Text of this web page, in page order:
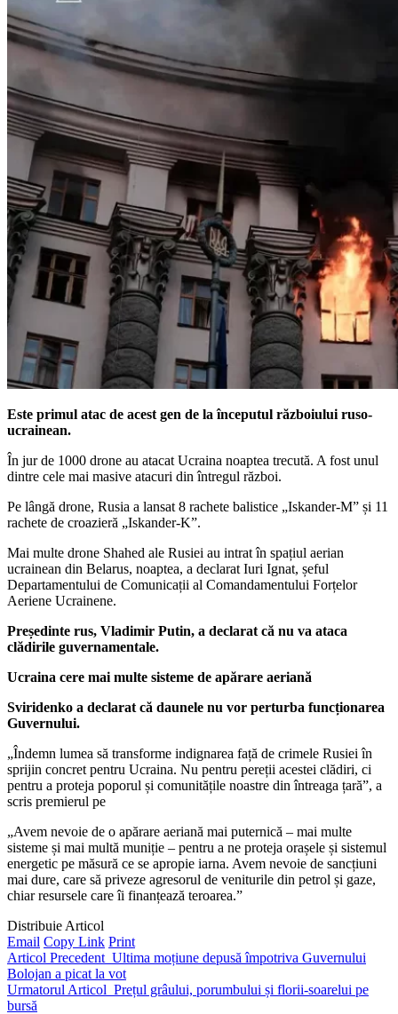
Este primul atac de acest gen de la începutul războiului ruso-
ucrainean.
În jur de 1000 drone au atacat Ucraina noaptea trecută. A fost unul
dintre cele mai masive atacuri din întregul război.
Pe lângă drone, Rusia a lansat 8 rachete balistice „Iskander-M” și 11
rachete de croazieră „Iskander-K”.
Mai multe drone Shahed ale Rusiei au intrat în spațiul aerian
ucrainean din Belarus, noaptea, a declarat Iuri Ignat, șeful
Departamentului de Comunicații al Comandamentului Forțelor
Aeriene Ucrainene.
Președinte rus, Vladimir Putin, a declarat că nu va ataca
clădirile guvernamentale.
Ucraina cere mai multe sisteme de apărare aeriană
Sviridenko a declarat că daunele nu vor perturba funcționarea
Guvernului.
„Îndemn lumea să transforme indignarea față de crimele Rusiei în
sprijin concret pentru Ucraina. Nu pentru pereții acestei clădiri, ci
pentru a proteja poporul și comunitățile noastre din întreaga țară”, a
scris premierul pe
„Avem nevoie de o apărare aeriană mai puternică – mai multe
sisteme și mai multă muniție – pentru a ne proteja orașele și sistemul
energetic pe măsură ce se apropie iarna. Avem nevoie de sancțiuni
mai dure, care să priveze agresorul de veniturile din petrol și gaze,
chiar resursele care îi finanțează teroarea.”
Distribuie Articol
Email Copy Link Print
Articol Precedent Ultima moțiune depusă împotriva Guvernului
Bolojan a picat la vot
Urmatorul Articol Prețul grâului, porumbului și florii-soarelui pe
bursă